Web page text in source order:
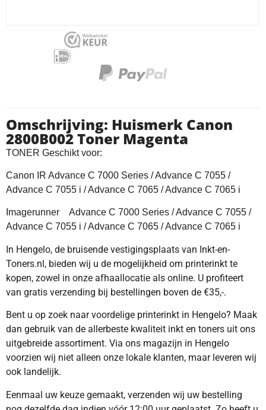
Omschrijving: Huismerk Canon
2800B002 Toner Magenta
TONER Geschikt voor:
Canon IR Advance C 7000 Series / Advance C 7055 /
Advance C 7055 i / Advance C 7065 / Advance C 7065 i
Imagerunner Advance C 7000 Series / Advance C 7055 /
Advance C 7055 i / Advance C 7065 / Advance C 7065 i
In Hengelo, de bruisende vestigingsplaats van Inkt-en-
Toners.nl, bieden wij u de mogelijkheid om printerinkt te
kopen, zowel in onze afhaallocatie als online. U profiteert
van gratis verzending bij bestellingen boven de €35,-.
Bent u op zoek naar voordelige printerinkt in Hengelo? Maak
dan gebruik van de allerbeste kwaliteit inkt en toners uit ons
uitgebreide assortiment. Via ons magazijn in Hengelo
voorzien wij niet alleen onze lokale klanten, maar leveren wij
ook landelijk.
Eenmaal uw keuze gemaakt, verzenden wij uw bestelling